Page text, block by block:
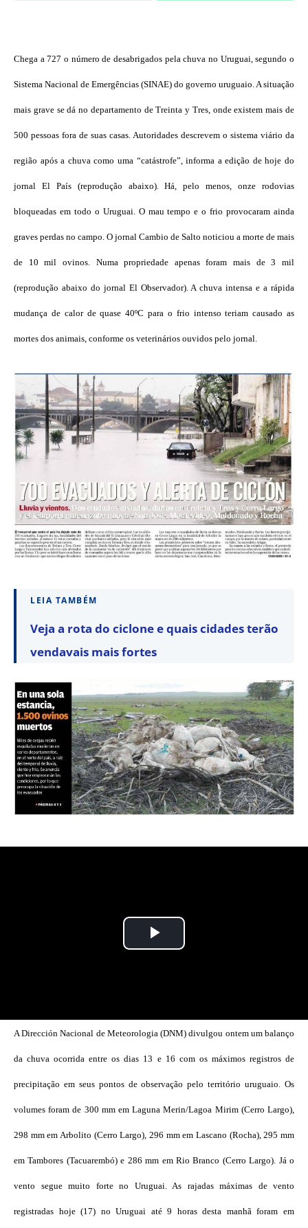
Chega a 727 o número de desabrigados pela chuva no Uruguai, segundo o
Sistema Nacional de Emergências (SINAE) do governo uruguaio. A situação
mais grave se dá no departamento de Treinta y Tres, onde existem mais de
500 pessoas fora de suas casas. Autoridades descrevem o sistema viário da
região após a chuva como uma “catástrofe”, informa a edição de hoje do
jornal El País (reprodução abaixo). Há, pelo menos, onze rodovias
bloqueadas em todo o Uruguai. O mau tempo e o frio provocaram ainda
graves perdas no campo. O jornal Cambio de Salto noticiou a morte de mais
de 10 mil ovinos. Numa propriedade apenas foram mais de 3 mil
(reprodução abaixo do jornal El Observador). A chuva intensa e a rápida
mudança de calor de quase 40ºC para o frio intenso teriam causado as
mortes dos animais, conforme os veterinários ouvidos pelo jornal.
LEIA TAMBÉM
Veja a rota do ciclone e quais cidades terão
vendavais mais fortes
A Dirección Nacional de Meteorologia (DNM) divulgou ontem um balanço
da chuva ocorrida entre os dias 13 e 16 com os máximos registros de
precipitação em seus pontos de observação pelo território uruguaio. Os
volumes foram de 300 mm em Laguna Merin/Lagoa Mirim (Cerro Largo),
298 mm em Arbolito (Cerro Largo), 296 mm em Lascano (Rocha), 295 mm
em Tambores (Tacuarembó) e 286 mm em Rio Branco (Cerro Largo). Já o
vento segue muito forte no Uruguai. As rajadas máximas de vento
registradas hoje (17) no Uruguai até 9 horas desta manhã foram em